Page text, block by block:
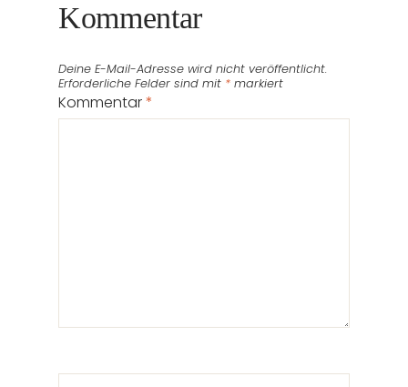
Kommentar
Deine E-Mail-Adresse wird nicht veröffentlicht.
Erforderliche Felder sind mit * markiert
Kommentar*